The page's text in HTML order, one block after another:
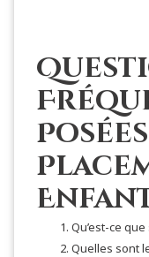
Qu’est-ce
Quelles sont